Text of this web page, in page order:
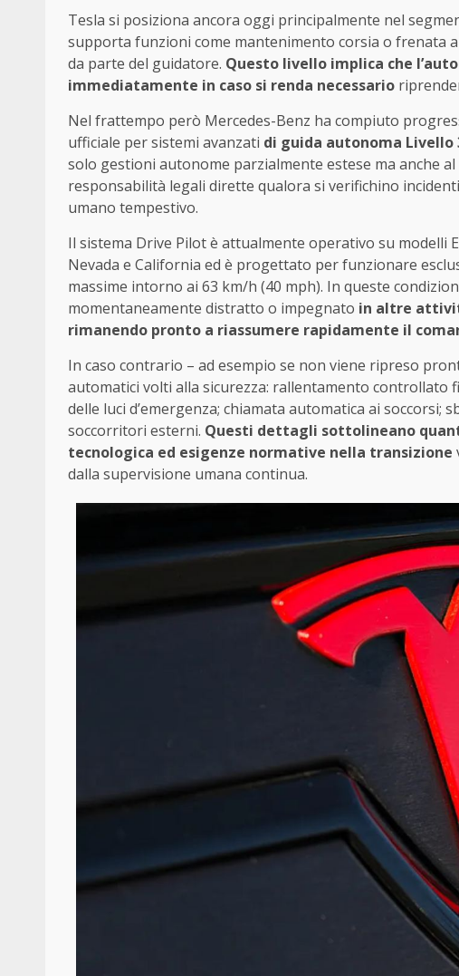
Tesla si posiziona ancora oggi principalmente nel
supporta funzioni come mantenimento corsia o frenata
da parte del guidatore. Questo livello implica che
immediatamente in caso si renda necessario
Nel frattempo però Mercedes-Benz ha compiuto
ufficiale per sistemi avanzati di guida autonoma Livello
solo gestioni autonome parzialmente estese ma anche
responsabilità legali dirette qualora si verifichino
umano tempestivo.
Il sistema Drive Pilot è attualmente operativo su modelli
Nevada e California ed è progettato per funzionare
massime intorno ai 63 km/h (40 mph). In queste
momentaneamente distratto o impegnato in altre
rimanendo pronto a riassumere rapidamente il
In caso contrario – ad esempio se non viene ripreso
automatici volti alla sicurezza: rallentamento controllato
delle luci d’emergenza; chiamata automatica ai soccorsi;
soccorritori esterni. Questi dettagli sottolineano
tecnologica ed esigenze normative nella transizione
dalla supervisione umana continua.